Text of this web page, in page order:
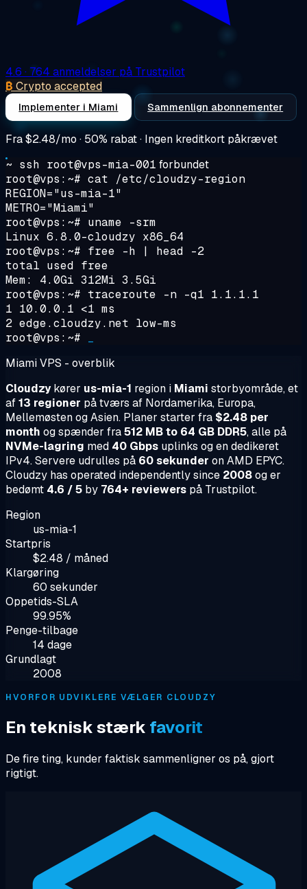
4.6 · 764 anmeldelser på Trustpilot
₿ Crypto accepted
Implementer i Miami Sammenlign abonnementer
Fra$2.48/mo · 50% rabat · Ingen kreditkort påkrævet
~ ssh root@vps-mia-001 forbundet
root@vps:~# cat /etc/cloudzy-region
REGION="us-mia-1"
METRO="Miami"
root@vps:~# uname -srm
Linux 6.8.0-cloudzy x86_64
root@vps:~# free -h | head -2
total used free
Mem: 4.0Gi 312Mi 3.5Gi
root@vps:~# traceroute -n -q1 1.1.1.1
1 10.0.0.1 <1 ms
2 edge.cloudzy.net low-ms
root@vps:~#
Miami VPS - overblik
Cloudzykører us-mia-1 region i Miami storbyområde, et
af13 regioner på tværs af Nordamerika, Europa,
Mellemøsten og Asien. Planer starter fra $2.48 per
month og spænder fra512 MB to 64 GB DDR5, alle på
NVMe-lagring med 40 Gbps uplinks og en dedikeret
IPv4. Servere udrulles på 60 sekunder on AMD EPYC.
Cloudzy has operated independently since 2008og er
bedømt 4.6 / 5 by 764+ reviewers på Trustpilot.
Region
us-mia-1
Startpris
$2.48 / måned
Klargøring
60 sekunder
Oppetids-SLA
99.95%
Penge-tilbage
14 dage
Grundlagt
2008
HVORFOR UDVIKLERE VÆLGER CLOUDZY
En teknisk stærk favorit
De fire ting, kunder faktisk sammenligner os på, gjort
rigtigt.